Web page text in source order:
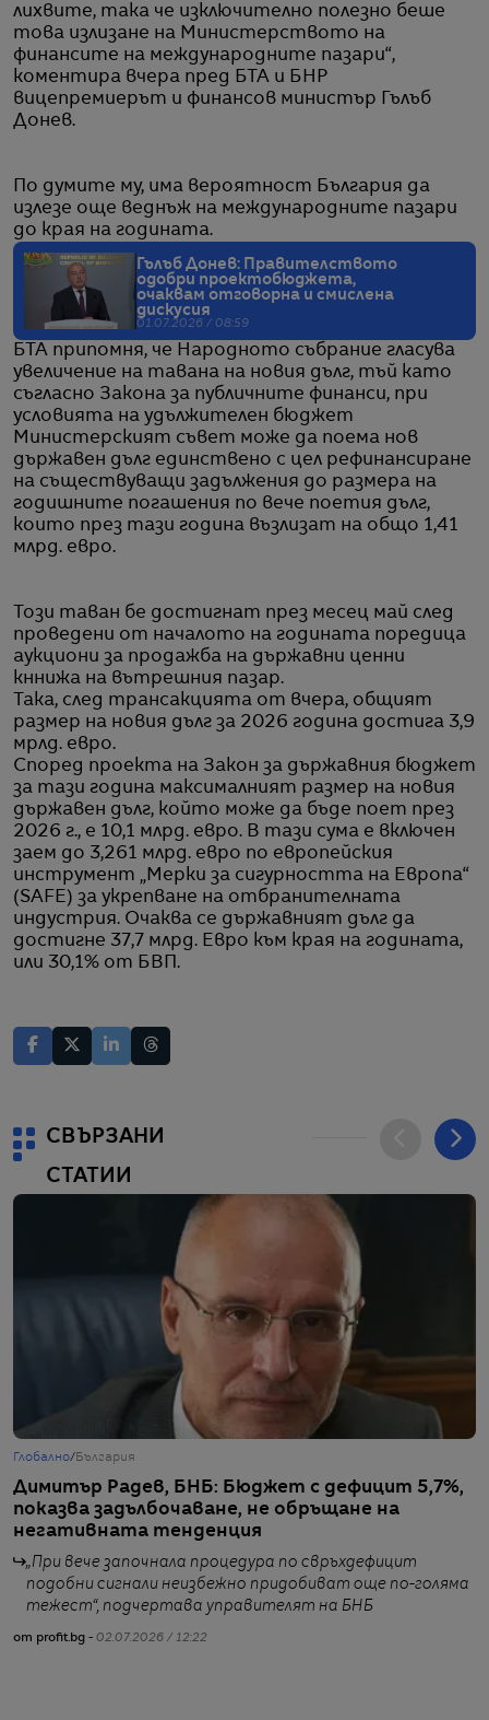
лихвите, така че изключително полезно беше
това излизане на Министерството нa
финансите на международните пазари“,
коментира вчера пред БТА и БНР
вицепремиерът и финансов министър Гълъб
Донев.
По думите му, има вероятност България да
излезе още веднъж на международните пазари
до края на годината.
Гълъб Донев: Правителството
одобри проектобюджета,
очаквам отговорна и смислена
дискусия
01.07.2026 / 08:59
БТА припомня, че Народното събрание гласува
увеличение на тавана на новия дълг, тъй като
съгласно Закона за публичните финанси, при
условията на удължителен бюджет
Министерският съвет може да поема нов
държавен дълг единствено с цел рефинансиране
на съществуващи задължения до размера на
годишните погашения по вече поетия дълг,
които през тази година възлизат на общо 1,41
млрд. евро.
Този таван бе достигнат през месец май след
проведени от началото на годината поредица
аукциони за продажба на държавни ценни
кннижа на вътрешния пазар.
Така, след трансакцията от вчера, общият
размер на новия дълг за 2026 година достига 3,9
мрлд. евро.
Според проекта на Закон за държавния бюджет
за тази година максималният размер на новия
държавен дълг, който може да бъде поет през
2026 г., е 10,1 млрд. евро. В тази сума е включен
заем до 3,261 млрд. евро по европейския
инструмент „Мерки за сигурността на Европа“
(SAFE) за укрепване на отбранителната
индустрия. Очаква се държавният дълг да
достигне 37,7 млрд. Евро към края на годината,
или 30,1% от БВП.
СВЪРЗАНИ
СТАТИИ
Глобално/ България
Димитър Радев, БНБ: Бюджет с дефицит 5,7%,
показва задълбочаване, не обръщане на
негативната тенденция
„При вече започнала процедура по свръхдефицит
подобни сигнали неизбежно придобиват още по-голяма
тежест“, подчертава управителят на БНБ
от profit.bg - 02.07.2026 / 12:22